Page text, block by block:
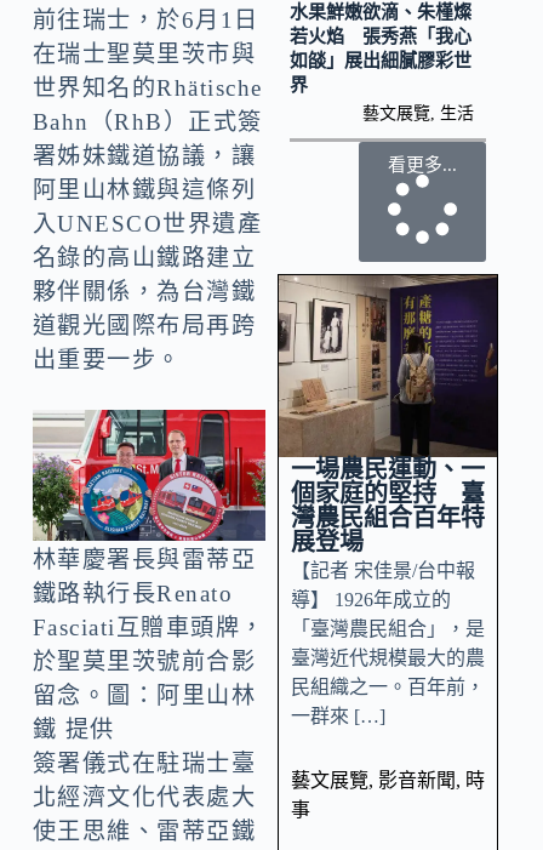
前往瑞士，於6月1日
在瑞士聖莫里茨市與
世界知名的Rhätische
Bahn（RhB）正式簽
署姊妹鐵道協議，讓
阿里山林鐵與這條列
入UNESCO世界遺產
名錄的高山鐵路建立
夥伴關係，為台灣鐵
道觀光國際布局再跨
出重要一步。
林華慶署長與雷蒂亞
鐵路執行長Renato
Fasciati互贈車頭牌，
於聖莫里茨號前合影
留念。圖：阿里山林
鐵 提供
簽署儀式在駐瑞士臺
北經濟文化代表處大
使王思維、雷蒂亞鐵
水果鮮嫩欲滴、朱槿燦
若火焰 張秀燕「我心
如燄」展出細膩膠彩世
界
藝文展覽 生活
看更多...
一場農民運動、一
個家庭的堅持 臺
灣農民組合百年特
展登場
【記者 宋佳景/台中報
導】 1926年成立的
「臺灣農民組合」，是
臺灣近代規模最大的農
民組織之一。百年前，
一群來 […]
藝文展覽, 影音新聞, 時
事